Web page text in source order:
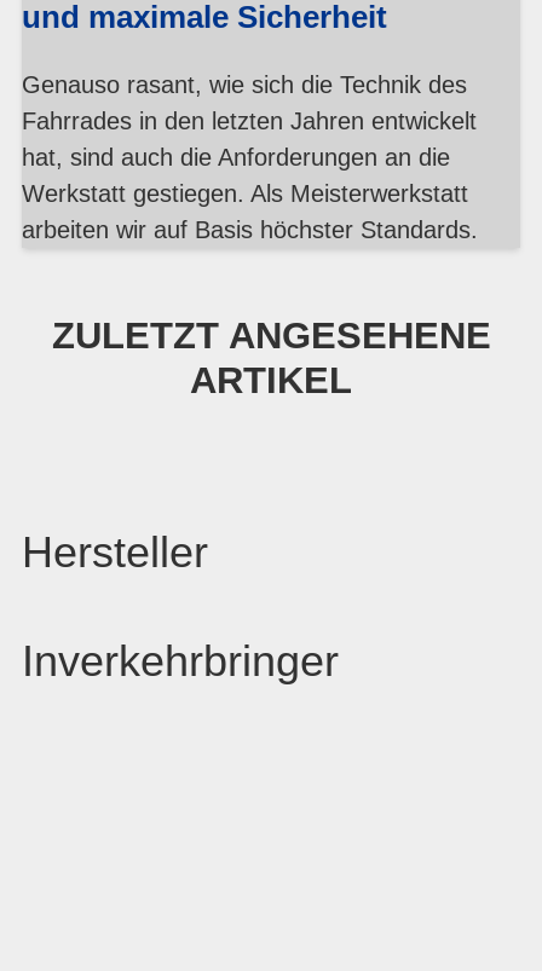
und maximale Sicherheit
Genauso rasant, wie sich die Technik des
Fahrrades in den letzten Jahren entwickelt
hat, sind auch die Anforderungen an die
Werkstatt gestiegen. Als Meisterwerkstatt
arbeiten wir auf Basis höchster Standards.
ZULETZT ANGESEHENE
ARTIKEL
Hersteller
Inverkehrbringer